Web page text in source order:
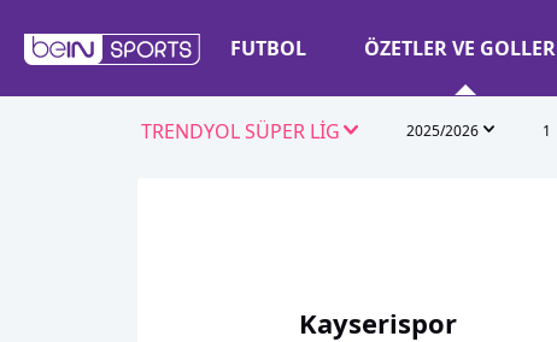
FUTBOL ÖZETLER VE GOLLER
TRENDYOL SÜPER LİG 2025/2026 1
Kayserispor